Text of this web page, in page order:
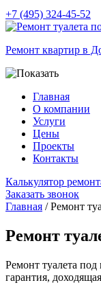
+7 (495) 324-45-52
Ремонт квартир в
Главная
О компании
Услуги
Цены
Проекты
Контакты
Калькулятор
Заказать звонок
Главная / Ремонт
Ремонт
Ремонт туалета
гарантия,